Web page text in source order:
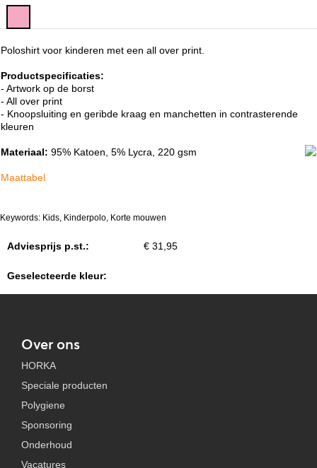
Poloshirt voor kinderen met een all over print.
Productspecificaties:
- Artwork op de borst
- All over print
- Knoopsluiting en geribde kraag en manchetten in contrasterende
kleuren
Materiaal: 95% Katoen, 5% Lycra, 220 gsm
Maattabel
Keywords: Kids, Kinderpolo, Korte mouwen
Adviesprijs p.st.: € 31,95
Geselecteerde kleur:
Over ons
HORKA
Speciale producten
Polygiene
Sponsoring
Onderhoud
Vacatures